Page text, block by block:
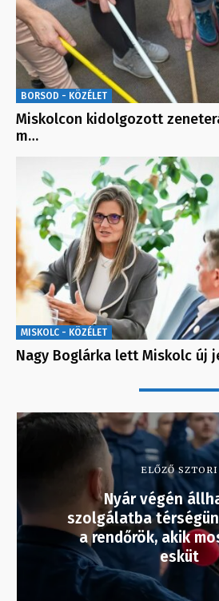
BORSOD - KÖZÉLET
Miskolcon kidolgozott
m…
MISKOLC - KÖZÉLET
Nagy Boglárka lett Miskolc új
ELŐZŐ SZTORI
Nyár végén
szolgálatba
a rendőrök, akik
esküt